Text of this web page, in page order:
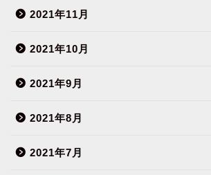
2021年11月
2021年10月
2021年9月
2021年8月
2021年7月